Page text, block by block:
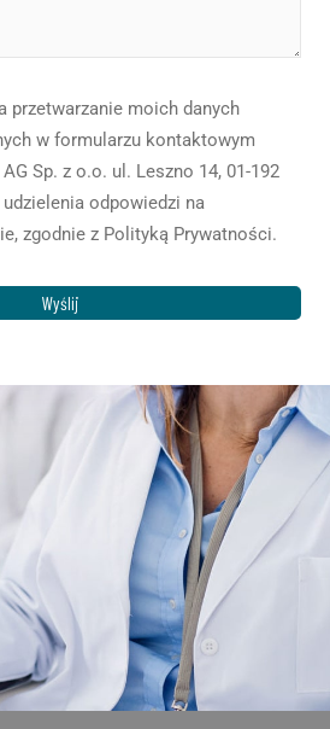
przetwarzanie moich danych
w formularzu kontaktowym
Sp. z o.o. ul. Leszno 14, 01-192
odpowiedzi na
zgodnie z Polityką Prywatności.